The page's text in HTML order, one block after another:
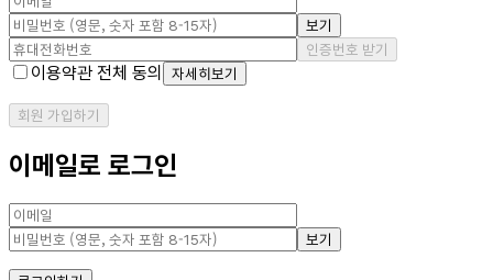
보기
인증번호 받기
이용약관 전체 동의 자세히보기
회원 가입하기
이메일로 로그인
보기